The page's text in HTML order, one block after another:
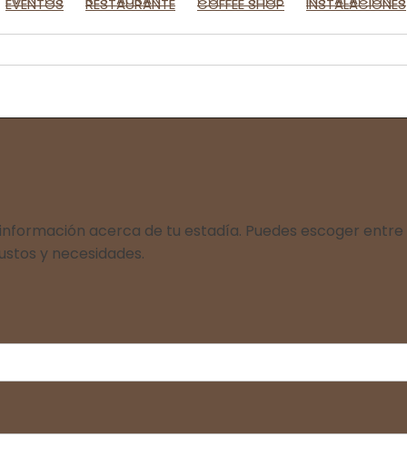
EVENTOS RESTAURANTE COFFEE SHOP INSTALACIONES
acerca de tu estadía. Puedes escoger
y necesidades.